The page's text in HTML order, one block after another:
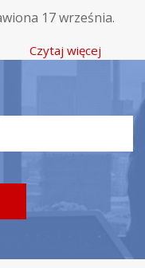
17 września.
Czytaj więcej